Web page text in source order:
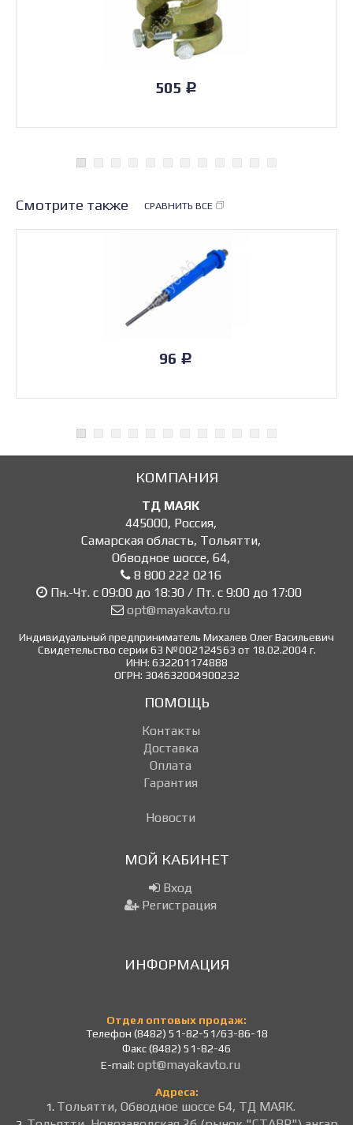
505 Р
Смотрите также СРАВНИТЬ ВСЕ
96 Р
КОМПАНИЯ
ТД МАЯК
445000, Россия,
Самарская область, Тольятти,
Обводное шоссе, 64,
8 800 222 0216
Пн.-Чт. с 09:00 до 18:30 / Пт. с 9:00 до 17:00
opt@mayakavto.ru
Индивидуальный предприниматель Михалев Олег Васильевич
Свидетельство серии 63 №002124563 от 18.02.2004 г.
ИНН: 632201174888
ОГРН: 304632004900232
ПОМОЩЬ
Контакты
Доставка
Оплата
Гарантия
Новости
МОЙ КАБИНЕТ
Вход
Регистрация
ИНФОРМАЦИЯ
Отдел оптовых продаж:
Телефон (8482) 51-82-51/63-86-18
Факс (8482) 51-82-46
E-mail: opt@mayakavto.ru
Адреса:
1. Тольятти, Обводное шоссе 64, ТД МАЯК.